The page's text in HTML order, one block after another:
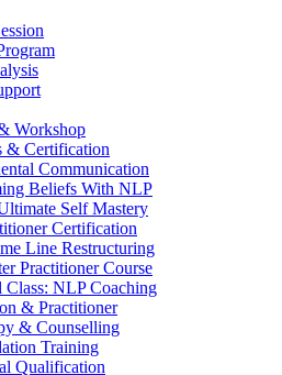
Workshop
& Certification
Communication
Beliefs With NLP
Self Mastery
Certification
Line Restructuring
Practitioner Course
Class: NLP Coaching
& Practitioner
& Counselling
Training
Qualification